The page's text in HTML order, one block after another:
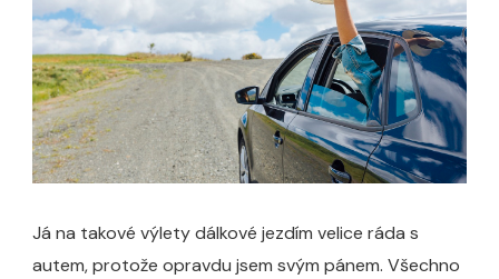
Já na takové výlety dálkové jezdím velice ráda s
autem, protože opravdu jsem svým pánem. Všechno